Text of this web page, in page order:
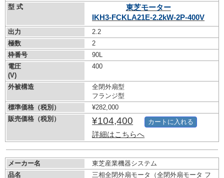
型 式
東芝モーター
IKH3-FCKLA21E-2.2kW-2P-400V
出力
2.2
極数
2
枠番号
90L
電圧
(V)
400
外被構造
全閉外扇型
フランジ型
標準価格（税別）
¥282,000
販売価格（税別）
¥104,400
詳細はこちらへ
カートに入れる
メーカー名
東芝産業機器システム
品名
三相全閉外扇モータ（全閉外扇モータ フ